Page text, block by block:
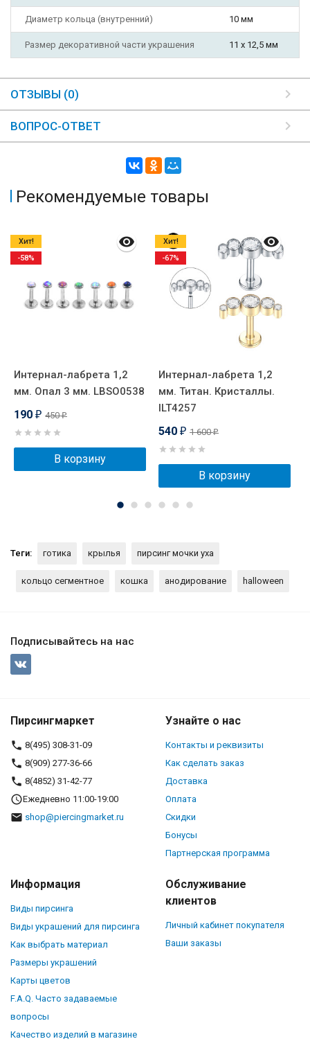
Диаметр кольца (внутренний) 10 мм
Размер декоративной части украшения 11 х 12,5 мм
ОТЗЫВЫ (0)
ВОПРОС-ОТВЕТ
Рекомендуемые товары
Интернал-лабрета 1,2
мм. Опал 3 мм. LBSO0538
190 ₽ 450₽
В корзину
Хит!
-58%
Интернал-лабрета 1,2
мм. Титан. Кристаллы.
ILT4257
540 ₽ 1 600₽
В корзину
Хит!
-67%
Теги: готика крылья пирсинг мочки уха
кольцо сегментное кошка анодирование halloween
Подписывайтесь на нас
Пирсингмаркет
8(495) 308-31-09
8(909) 277-36-66
8(4852) 31-42-77
Ежедневно 11:00-19:00
shop@piercingmarket.ru
Узнайте о нас
Контакты и реквизиты
Как сделать заказ
Доставка
Оплата
Скидки
Бонусы
Партнерская программа
Информация
Виды пирсинга
Виды украшений для пирсинга
Как выбрать материал
Размеры украшений
Карты цветов
F.A.Q. Часто задаваемые
вопросы
Качество изделий в магазине
Обслуживание
клиентов
Личный кабинет покупателя
Ваши заказы